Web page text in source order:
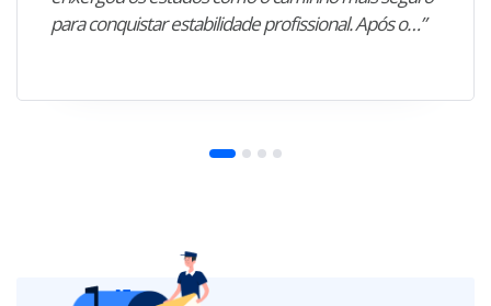
para conquistar estabilidade profissional. Após o…”